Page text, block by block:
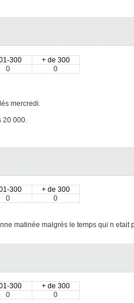
300
+ de 300
0
0
mercredi.
000.
300
+ de 300
0
0
matinée malgrés le temps qui n etait
300
+ de 300
0
0